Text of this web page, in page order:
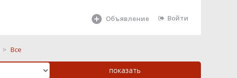
Объявление Войти
> Все